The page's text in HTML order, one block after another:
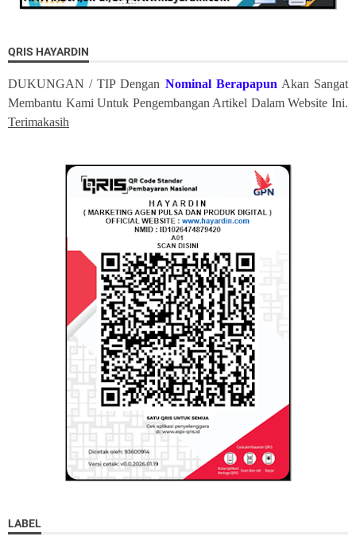
QRIS HAYARDIN
DUKUNGAN / TIP Dengan Nominal Berapapun Akan Sangat
Membantu Kami Untuk Pengembangan Artikel Dalam Website Ini.
Terimakasih
LABEL